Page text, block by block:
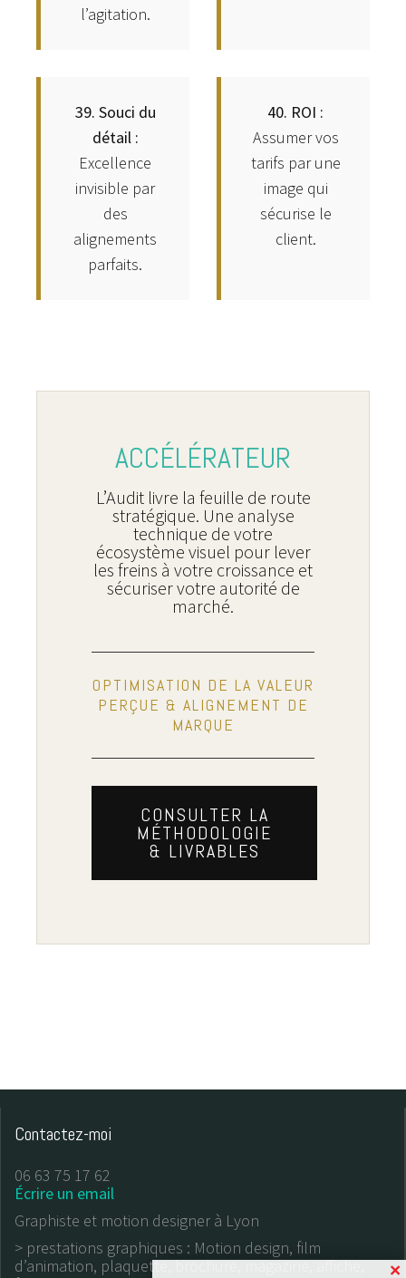
l’agitation.
39. Souci du
détail :
Excellence
invisible par
des
alignements
parfaits.
40. ROI :
Assumer vos
tarifs par une
image qui
sécurise le
client.
ACCÉLÉRATEUR
L’Audit livre la feuille de route
stratégique. Une analyse
technique de votre
écosystème visuel pour lever
les freins à votre croissance et
sécuriser votre autorité de
marché.
OPTIMISATION DE LA VALEUR
PERÇUE & ALIGNEMENT DE
MARQUE
CONSULTER LA
MÉTHODOLOGIE
& LIVRABLES
Contactez-moi
06 63 75 17 62
Écrire un email
Graphiste et motion designer à Lyon
> prestations graphiques : Motion design, film
d’animation, plaquette, brochure, magazine, affiche,